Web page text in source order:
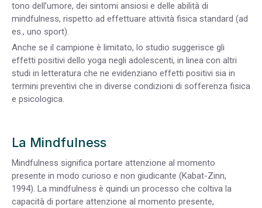
tono dell’umore, dei sintomi ansiosi e delle abilità di
mindfulness, rispetto ad effettuare attività fisica standard (ad
es., uno sport).
Anche se il campione è limitato, lo studio suggerisce gli
effetti positivi dello yoga negli adolescenti, in linea con altri
studi in letteratura che ne evidenziano effetti positivi sia in
termini preventivi che in diverse condizioni di sofferenza fisica
e psicologica.
La Mindfulness
Mindfulness significa portare attenzione al momento
presente in modo curioso e non giudicante (Kabat-Zinn,
1994). La mindfulness è quindi un processo che coltiva la
capacità di portare attenzione al momento presente,